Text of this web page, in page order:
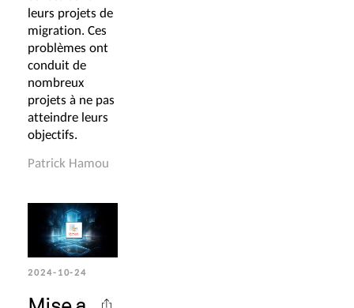
leurs projets de
migration. Ces
problèmes ont
conduit de
nombreux
projets à ne pas
atteindre leurs
objectifs.
Patrick Hamou
2024-10-24